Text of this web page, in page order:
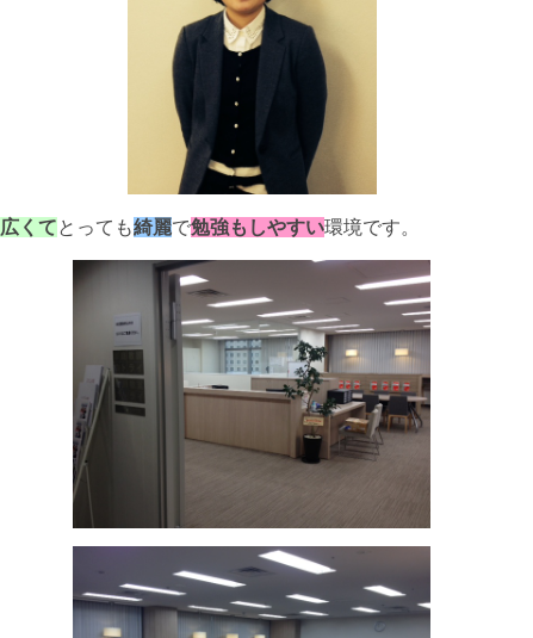
広くてとっても綺麗で勉強もしやすい環境です。